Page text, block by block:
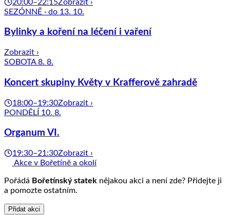
20:00–22:15Zobrazit ›
SEZÓNNĚ · do 13. 10.
Bylinky a koření na léčení i vaření
Zobrazit ›
SOBOTA 8. 8.
Koncert skupiny Květy v Krafferově zahradě
18:00–19:30Zobrazit ›
PONDĚLÍ 10. 8.
Organum VI.
19:30–21:30Zobrazit ›
Akce v Bořetíně a okolí
Pořádá Bořetínský statek nějakou akci a není zde? Přidejte ji
a pomozte ostatním.
Přidat akci